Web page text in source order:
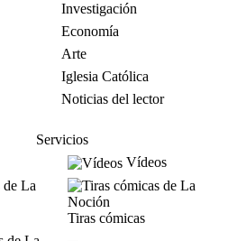
Investigación
Economía
Arte
Iglesia Católica
Noticias del lector
Servicios
Vídeos
Tiras cómicas